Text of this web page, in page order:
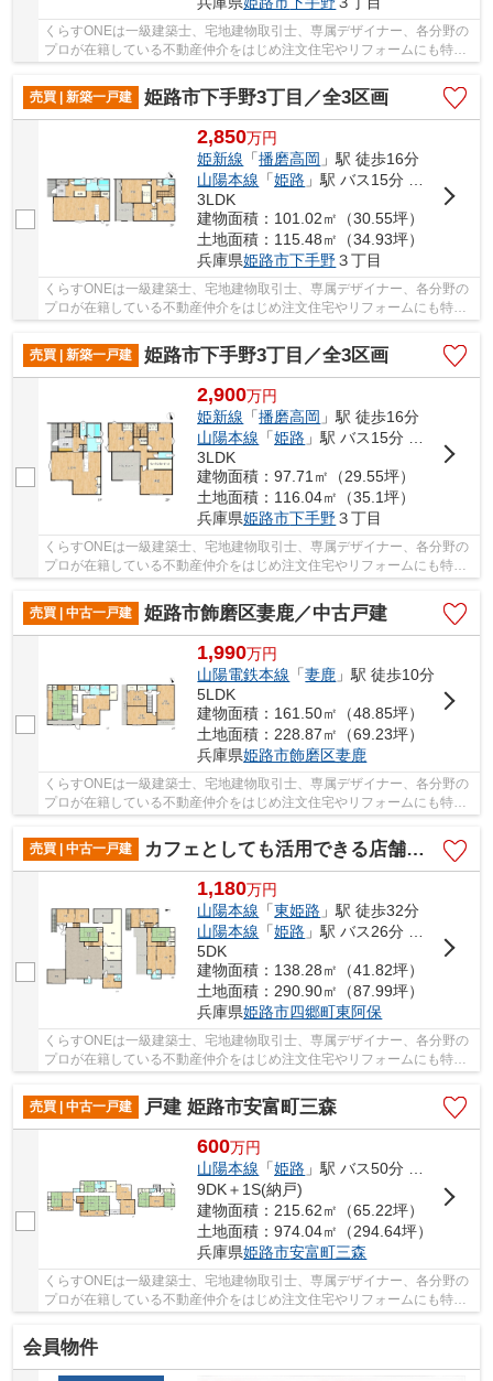
くらすONEは一級建築士、宅地建物取引士、専属デザイナー、各分野の
プロが在籍している不動産仲介をはじめ注文住宅やリフォームにも特化
売買 | 新築一戸建
姫路市下手野3丁目／全3区画
2,850万円
姫新線 「播磨高岡 」駅 徒歩16分
山陽本線 「姫路 」駅 バス15分 「日赤病院前（姫路市）」 停歩2分
3LDK
建物面積：101.02㎡（30.55坪）
土地面積：115.48㎡（34.93坪）
兵庫県姫路市下手野３丁目
くらすONEは一級建築士、宅地建物取引士、専属デザイナー、各分野の
プロが在籍している不動産仲介をはじめ注文住宅やリフォームにも特化
しているお店です♪住まいに関する事は何でも気...
売買 | 新築一戸建
姫路市下手野3丁目／全3区画
2,900万円
姫新線 「播磨高岡 」駅 徒歩16分
山陽本線 「姫路 」駅 バス15分 「日赤病院前（姫路市）」 停歩2分
3LDK
建物面積：97.71㎡（29.55坪）
土地面積：116.04㎡（35.1坪）
兵庫県姫路市下手野３丁目
くらすONEは一級建築士、宅地建物取引士、専属デザイナー、各分野の
プロが在籍している不動産仲介をはじめ注文住宅やリフォームにも特化
しているお店です♪住まいに関する事は何でも気...
売買 | 中古一戸建
姫路市飾磨区妻鹿／中古戸建
1,990万円
山陽電鉄本線 「妻鹿 」駅 徒歩10分
5LDK
建物面積：161.50㎡（48.85坪）
土地面積：228.87㎡（69.23坪）
兵庫県姫路市飾磨区妻鹿
くらすONEは一級建築士、宅地建物取引士、専属デザイナー、各分野の
プロが在籍している不動産仲介をはじめ注文住宅やリフォームにも特化
しているお店です♪住まいに関する事は何でも気...
売買 | 中古一戸建
カフェとしても活用できる店舗併用住宅／姫路市四郷町東阿保
1,180万円
山陽本線 「東姫路 」駅 徒歩32分
山陽本線 「姫路 」駅 バス26分 「阿保橋南」 停歩13分
5DK
建物面積：138.28㎡（41.82坪）
土地面積：290.90㎡（87.99坪）
兵庫県姫路市四郷町東阿保
くらすONEは一級建築士、宅地建物取引士、専属デザイナー、各分野の
プロが在籍している不動産仲介をはじめ注文住宅やリフォームにも特化
売買 | 中古一戸建
戸建 姫路市安富町三森
600万円
山陽本線 「姫路 」駅 バス50分 「うすづく」 停歩2分
9DK＋1S(納戸)
建物面積：215.62㎡（65.22坪）
土地面積：974.04㎡（294.64坪）
兵庫県姫路市安富町三森
くらすONEは一級建築士、宅地建物取引士、専属デザイナー、各分野の
プロが在籍している不動産仲介をはじめ注文住宅やリフォームにも特化
会員物件